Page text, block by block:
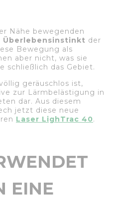
Nähe bewegenden
Überlebensinstinkt der
Bewegung als
aber nicht, was sie
schließlich das Gebiet.
geräuschlos ist,
zur Lärmbelästigung in
dar. Aus diesem
jetzt diese neue
Laser LighTrac 40.
EINE